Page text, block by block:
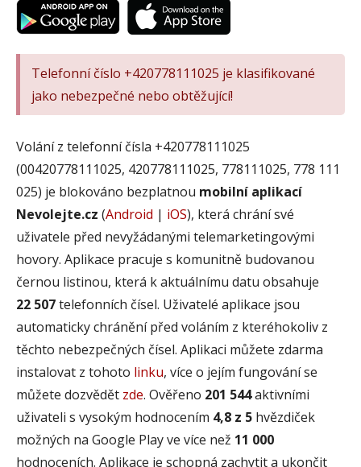
Telefonní číslo +420778111025 je klasifikované
jako nebezpečné nebo obtěžující!
Volání z telefonní čísla +420778111025
(00420778111025, 420778111025, 778111025, 778 111
025) je blokováno bezplatnou mobilní aplikací
Nevolejte.cz (Android | iOS), která chrání své
uživatele před nevyžádanými telemarketingovými
hovory. Aplikace pracuje s komunitně budovanou
černou listinou, která k aktuálnímu datu obsahuje
22 507telefonních čísel. Uživatelé aplikace jsou
automaticky chránění před voláním z kteréhokoliv z
těchto nebezpečných čísel. Aplikaci můžete zdarma
instalovat z tohoto linku, více o jejím fungování se
můžete dozvědět zde. Ověřeno 201 544aktivními
uživateli s vysokým hodnocením 4,8 z 5 hvězdiček
možných na Google Play ve více než 11 000
hodnoceních. Aplikace je schopná zachytit a ukončit